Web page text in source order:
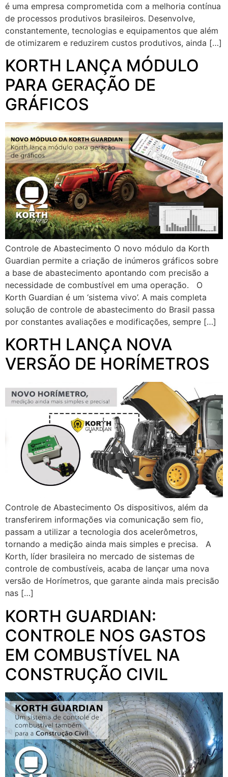
é uma empresa comprometida com a melhoria contínua
de processos produtivos brasileiros. Desenvolve,
constantemente, tecnologias e equipamentos que além
de otimizarem e reduzirem custos produtivos, ainda […]
KORTH LANÇA MÓDULO
PARA GERAÇÃO DE
GRÁFICOS
Controle de Abastecimento O novo módulo da Korth
Guardian permite a criação de inúmeros gráficos sobre
a base de abastecimento apontando com precisão a
necessidade de combustível em uma operação. O
Korth Guardian é um ‘sistema vivo’. A mais completa
solução de controle de abastecimento do Brasil passa
por constantes avaliações e modificações, sempre […]
KORTH LANÇA NOVA
VERSÃO DE HORÍMETROS
Controle de Abastecimento Os dispositivos, além da
transferirem informações via comunicação sem fio,
passam a utilizar a tecnologia dos acelerômetros,
tornando a medição ainda mais simples e precisa. A
Korth, líder brasileira no mercado de sistemas de
controle de combustíveis, acaba de lançar uma nova
versão de Horímetros, que garante ainda mais precisão
nas […]
KORTH GUARDIAN:
CONTROLE NOS GASTOS
EM COMBUSTÍVEL NA
CONSTRUÇÃO CIVIL